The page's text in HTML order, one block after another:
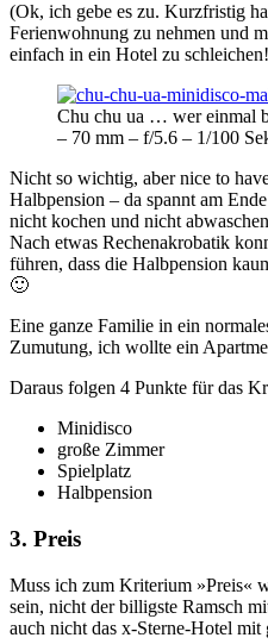
(Ok, ich gebe es zu. Kurzfristig
Ferienwohnung zu nehmen und
einfach in ein Hotel zu
Chu chu ua … wer einmal
– 70 mm – f/5.6 – 1/100
Nicht so wichtig, aber nice to
Halbpension – da spannt am
nicht kochen und nicht
Nach etwas Rechenakrobatik
führen, dass die Halbpension
🙂
Eine ganze Familie in ein
Zumutung, ich wollte ein
Daraus folgen 4 Punkte für das
Minidisco
große Zimmer
Spielplatz
Halbpension
3. Preis
Muss ich zum Kriterium »Preis«
sein, nicht der billigste Ramsch
auch nicht das x-Sterne-Hotel